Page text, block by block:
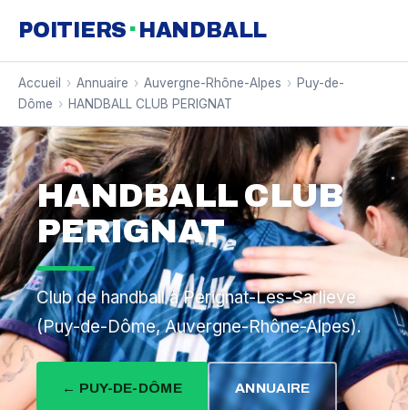
POITIERS · HANDBALL
Accueil › Annuaire › Auvergne-Rhône-Alpes › Puy-de-
Dôme › HANDBALL CLUB PERIGNAT
HANDBALL CLUB
PERIGNAT
Club de handball à Perignat-Les-Sarlieve
(Puy-de-Dôme, Auvergne-Rhône-Alpes).
← PUY-DE-DÔME ANNUAIRE